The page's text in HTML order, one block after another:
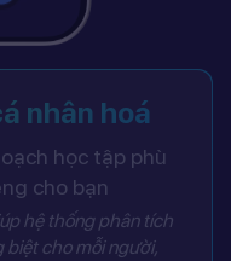
nhân hoá
học tập phù
cho bạn
hệ thống phân tích
biệt cho mỗi người,